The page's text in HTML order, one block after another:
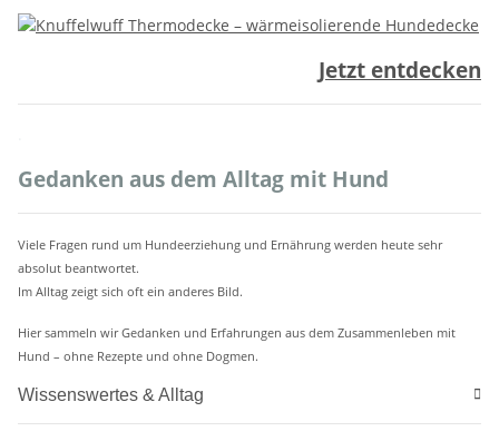
Jetzt entdecken
Gedanken aus dem Alltag mit Hund
Viele Fragen rund um Hundeerziehung und Ernährung werden heute sehr
absolut beantwortet.
Im Alltag zeigt sich oft ein anderes Bild.
Hier sammeln wir Gedanken und Erfahrungen aus dem Zusammenleben mit
Hund – ohne Rezepte und ohne Dogmen.
Wissenswertes & Alltag